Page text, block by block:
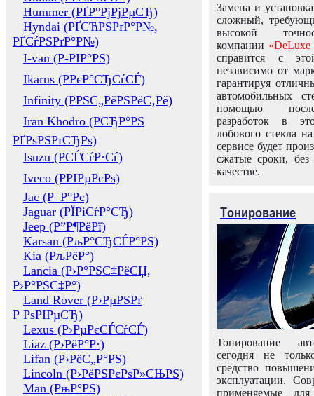
Hummer (РҐР°РјРјРµСЂ)
Hyndai (РҐСЋРЅРґР°Р№,
РҐСѓРЅРґР°Р№)
I-van (Р-РІР°РЅ)
Ikarus (РРєР°СЂСѓСЃ)
Infinity (РРЅС„РёРЅРёС‚Рё)
Iran Khodro (РСЂР°РЅ
РҐРѕРЅРґСЂРѕ)
Isuzu (РСЃСѓР·Сѓ)
Iveco (РРІРµРєРѕ)
Jac (Р–Р°Рє)
Jaguar (РЇРіСѓР°СЂ)
Jeep (Р”Р¶РёРї)
Karsan (РљР°СЂСЃР°РЅ)
Kia (РљРёР°)
Lancia (Р›Р°РЅС‡РёСЏ,
Р›Р°РЅС‡Р°)
Land Rover (Р›РµРЅРґ
Р РѕРІРµСЂ)
Lexus (Р›РµРєСЃСѓСЃ)
Liaz (Р›РёР°Р·)
Lifan (Р›РёС„Р°РЅ)
Lincoln (Р›РёРЅРєРѕР»СЊРЅ)
Man (РњР°РЅ)
Замена и
сложный,
высокой
компании «DeLuxe
справится с
независимо от
гарантируя
автомобильных
помощью
разработок в
лобового стекла
сервисе будет
сжатые сроки,
качестве.
Тонирование
Тонирование
сегодня не
средство
эксплуатации.
применяемые